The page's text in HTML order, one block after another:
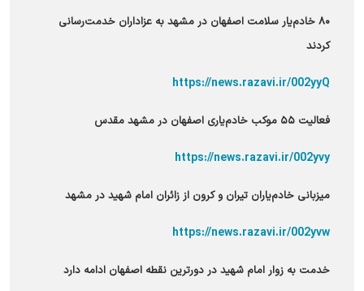
۸۰ خادم‌یار سلامت اصفهان در مشهد به عزاداران خدمت‌رسانی
کردند
https://news.razavi.ir/002yyQ
فعالیت ۵۵ موکب خادم‌یاری اصفهان در مشهد مقدس
https://news.razavi.ir/002yvy
میزبانی خادم‌یاران تیران و کرون از زائران امام شهید در مشهد
https://news.razavi.ir/002yvw
خدمت به زوار امام شهید در دورترین نقطه اصفهان ادامه دارد